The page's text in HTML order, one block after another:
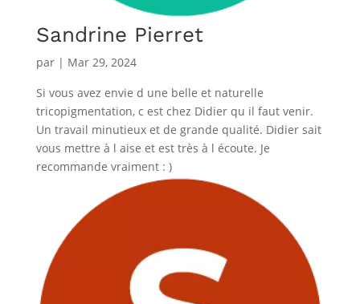
Sandrine Pierret
par | Mar 29, 2024
Si vous avez envie d une belle et naturelle
tricopigmentation, c est chez Didier qu il faut venir.
Un travail minutieux et de grande qualité. Didier sait
vous mettre à l aise et est très à l écoute. Je
recommande vraiment : )